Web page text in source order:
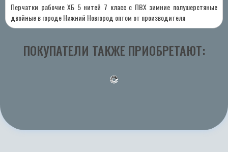
Перчатки рабочие ХБ 5 нитей 7 класс с ПВХ зимние полушерстяные
двойные в городе Нижний Новгород оптом от производителя
ПОКУПАТЕЛИ ТАКЖЕ ПРИОБРЕТАЮТ: